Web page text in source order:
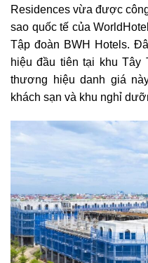
Residences vừa được
sao quốc tế của
Tập đoàn BWH Hotels.
hiệu đầu tiên tại khu
thương hiệu danh giá
khách sạn và khu nghỉ